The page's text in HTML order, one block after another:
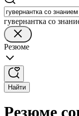
гувернантка со
Резюме
Найти
Резюме